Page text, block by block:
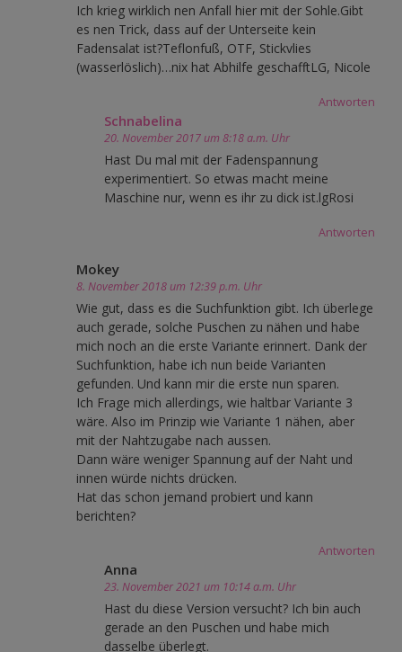
Ich krieg wirklich nen Anfall hier mit der Sohle.Gibt
es nen Trick, dass auf der Unterseite kein
Fadensalat ist?Teflonfuß, OTF, Stickvlies
(wasserlöslich)…nix hat Abhilfe geschafftLG, Nicole
Antworten
Schnabelina
20. November 2017 um 8:18 a.m. Uhr
Hast Du mal mit der Fadenspannung
experimentiert. So etwas macht meine
Maschine nur, wenn es ihr zu dick ist.lgRosi
Antworten
Mokey
8. November 2018 um 12:39 p.m. Uhr
Wie gut, dass es die Suchfunktion gibt. Ich überlege
auch gerade, solche Puschen zu nähen und habe
mich noch an die erste Variante erinnert. Dank der
Suchfunktion, habe ich nun beide Varianten
gefunden. Und kann mir die erste nun sparen.
Ich Frage mich allerdings, wie haltbar Variante 3
wäre. Also im Prinzip wie Variante 1 nähen, aber
mit der Nahtzugabe nach aussen.
Dann wäre weniger Spannung auf der Naht und
innen würde nichts drücken.
Hat das schon jemand probiert und kann
berichten?
Antworten
Anna
23. November 2021 um 10:14 a.m. Uhr
Hast du diese Version versucht? Ich bin auch
gerade an den Puschen und habe mich
dasselbe überlegt.